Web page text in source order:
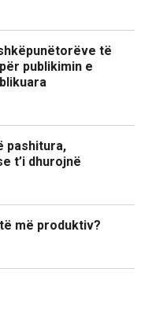
të
publikimin e
pashitura,
t’i dhurojnë
më produktiv?